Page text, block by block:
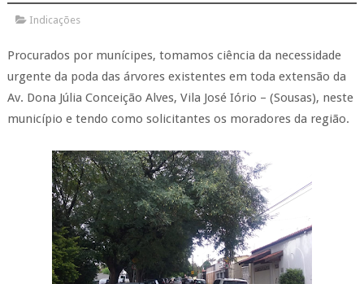
Indicações
Procurados por munícipes, tomamos ciência da necessidade
urgente da poda das árvores existentes em toda extensão da
Av. Dona Júlia Conceição Alves, Vila José Iório – (Sousas), neste
município e tendo como solicitantes os moradores da região.